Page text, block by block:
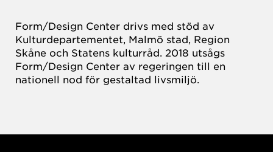
Form/Design Center drivs med stöd av
Kulturdepartementet, Malmö stad, Region
Skåne och Statens kulturråd. 2018 utsågs
Form/Design Center av regeringen till en
nationell nod för gestaltad livsmiljö.